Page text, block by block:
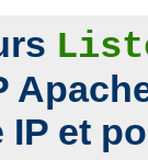
IP et